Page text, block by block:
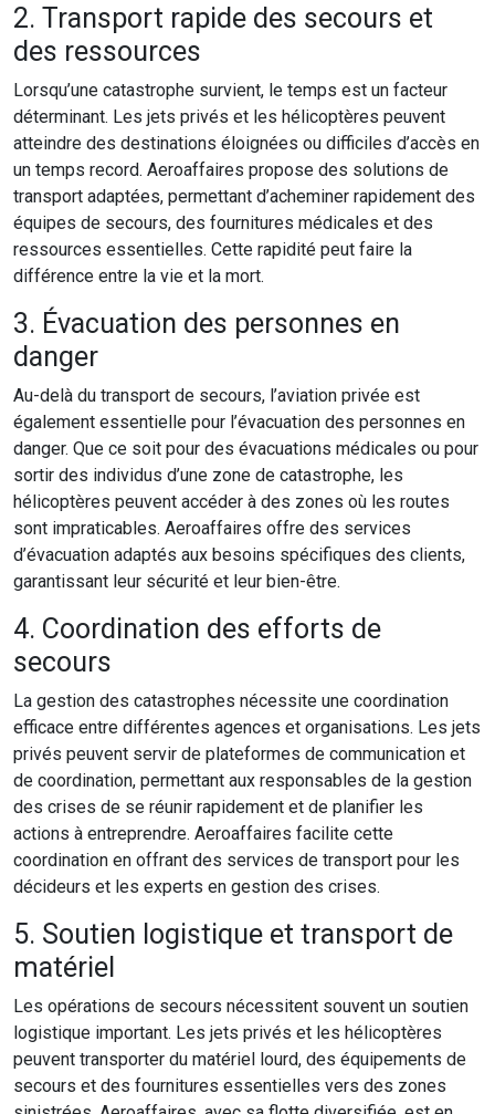
2. Transport rapide des secours et
des ressources
Lorsqu’une catastrophe survient, le temps est un facteur
déterminant. Les jets privés et les hélicoptères peuvent
atteindre des destinations éloignées ou difficiles d’accès en
un temps record. Aeroaffaires propose des solutions de
transport adaptées, permettant d’acheminer rapidement des
équipes de secours, des fournitures médicales et des
ressources essentielles. Cette rapidité peut faire la
différence entre la vie et la mort.
3. Évacuation des personnes en
danger
Au-delà du transport de secours, l’aviation privée est
également essentielle pour l’évacuation des personnes en
danger. Que ce soit pour des évacuations médicales ou pour
sortir des individus d’une zone de catastrophe, les
hélicoptères peuvent accéder à des zones où les routes
sont impraticables. Aeroaffaires offre des services
d’évacuation adaptés aux besoins spécifiques des clients,
garantissant leur sécurité et leur bien-être.
4. Coordination des efforts de
secours
La gestion des catastrophes nécessite une coordination
efficace entre différentes agences et organisations. Les jets
privés peuvent servir de plateformes de communication et
de coordination, permettant aux responsables de la gestion
des crises de se réunir rapidement et de planifier les
actions à entreprendre. Aeroaffaires facilite cette
coordination en offrant des services de transport pour les
décideurs et les experts en gestion des crises.
5. Soutien logistique et transport de
matériel
Les opérations de secours nécessitent souvent un soutien
logistique important. Les jets privés et les hélicoptères
peuvent transporter du matériel lourd, des équipements de
secours et des fournitures essentielles vers des zones